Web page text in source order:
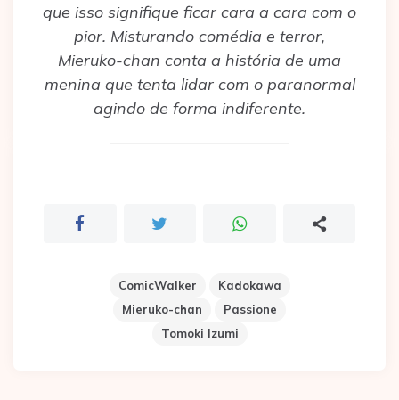
que isso signifique ficar cara a cara com o
pior. Misturando comédia e terror,
Mieruko-chan conta a história de uma
menina que tenta lidar com o paranormal
agindo de forma indiferente.
ComicWalker
Kadokawa
Mieruko-chan
Passione
Tomoki Izumi